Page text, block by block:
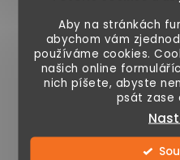
Aby na stránkách
abychom vám
používáme cookies.
našich online
nich píšete, abyste
psát zase
Kuchyňský příborník
s zásuvkami 220 V a
USB porty, 128 x 40 x
120 cm